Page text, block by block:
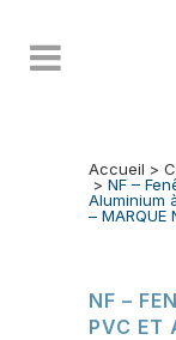
Accueil >
> NF –
Aluminium
– MARQUE
NF –
PVC ET